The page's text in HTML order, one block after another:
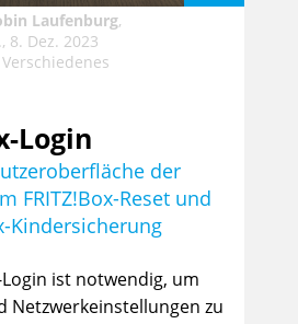
Laufenburg,
8. Dez. 2023
Verschiedenes
Login
der
FRITZ!Box-Reset und
Kindersicherung
Login ist notwendig, um
Netzwerkeinstellungen zu